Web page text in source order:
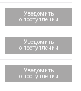
Уведомить
о поступлении
Уведомить
о поступлении
Уведомить
о поступлении